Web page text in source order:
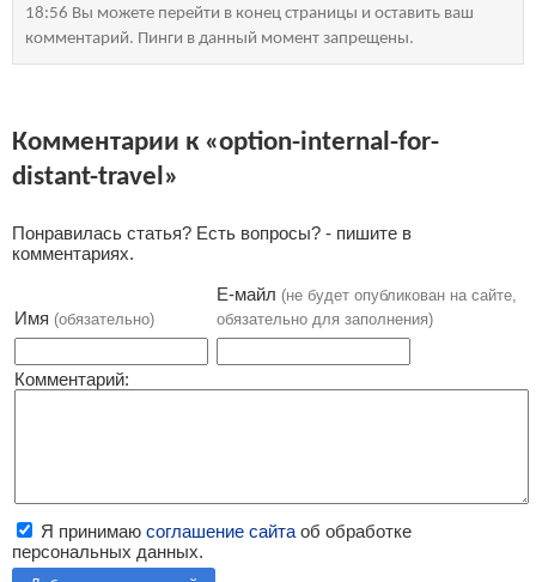
18:56 Вы можете перейти в конец страницы и оставить ваш
комментарий. Пинги в данный момент запрещены.
Комментарии к «option-internal-for-
distant-travel»
Понравилась статья? Есть вопросы? - пишите в
комментариях.
Имя (обязательно)
Е-майл (не будет опубликован на сайте,
обязательно для заполнения)
Комментарий:
Я принимаю соглашение сайта об обработке
персональных данных.